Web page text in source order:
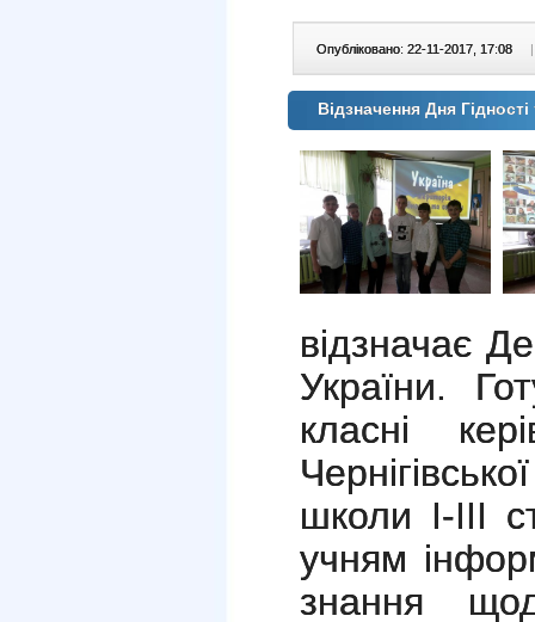
Опубліковано: 22-11-2017, 17:08 |
Відзначення Дня
відзначає
України.
класні
школи І-
учням
знання